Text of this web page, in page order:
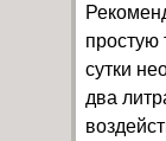
простую
сутки
два